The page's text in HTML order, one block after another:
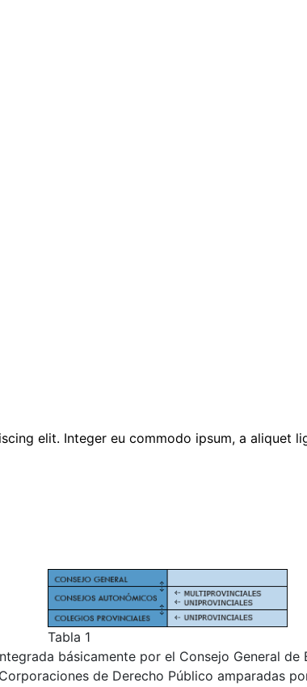
elit. Integer eu commodo ipsum, a aliquet
Tabla 1
básicamente por el Consejo General
de Derecho Público amparadas